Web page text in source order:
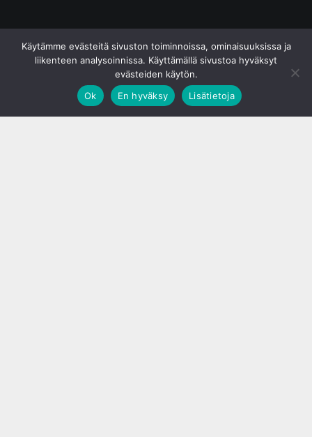
Käytämme evästeitä sivuston toiminnoissa, ominaisuuksissa ja
liikenteen analysoinnissa. Käyttämällä sivustoa hyväksyt
evästeiden käytön.
Ok
En hyväksy Lisätietoja